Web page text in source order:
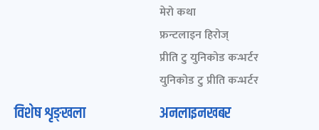
मेरो कथा
फ्रन्टलाइन हिरोज्
प्रीति टु युनिकोड कन्भर्टर
युनिकोड टु प्रीति कन्भर्टर
विशेष शृङ्खला अनलाइनखबर